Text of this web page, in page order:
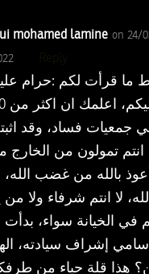
mohamed lamine on 24/
ما قرأت لكم :حرام
جمعيات فساد، وقد
انتم تمولون من
بالله من غضب الله،
لا انتم شرفاء ولا من
في الخيانة سواء،
إشراف سيادته،
هذا قلة حياء من